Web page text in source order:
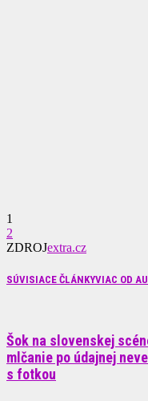
1
2
ZDROJextra.cz
SÚVISIACE ČLÁNKYVIAC OD
Šok na slovenskej
mlčanie po údajnej
s fotkou